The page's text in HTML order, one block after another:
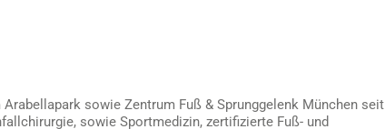
sowie Zentrum Fuß & Sprunggelenk München seit
sowie Sportmedizin, zertifizierte Fuß- und